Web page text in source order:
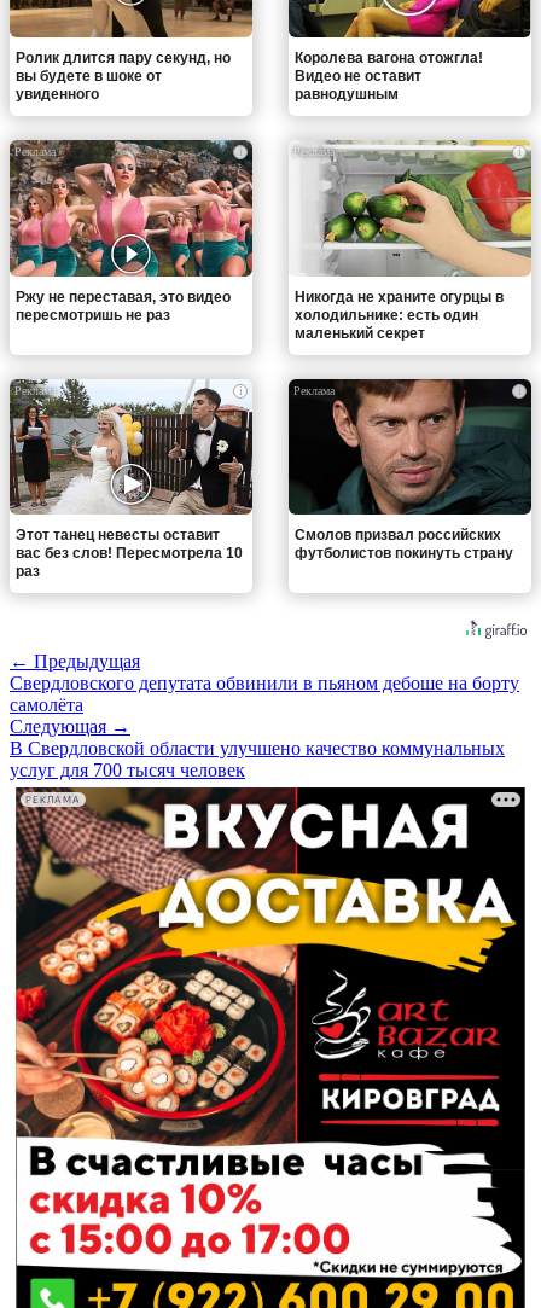
Ролик длится пару секунд, но
вы будете в шоке от
увиденного
Королева вагона отожгла!
Видео не оставит
равнодушным
i
Ржу не переставая, это видео
пересмотришь не раз
i
Никогда не храните огурцы в
холодильнике: есть один
маленький секрет
i
Этот танец невесты оставит
вас без слов! Пересмотрела 10
раз
i
Смолов призвал российских
футболистов покинуть страну
← Предыдущая
Свердловского депутата обвинили в пьяном дебоше на борту
самолёта
Следующая →
В Свердловской области улучшено качество коммунальных
услуг для 700 тысяч человек
РЕКЛАМА